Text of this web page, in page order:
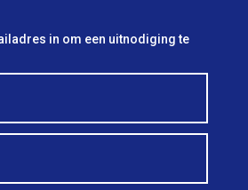
in om een uitnodiging te